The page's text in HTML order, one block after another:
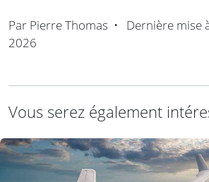
Par Pierre Thomas • Dernière mise
2026
Vous serez également